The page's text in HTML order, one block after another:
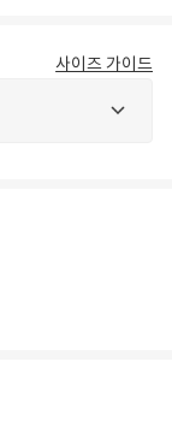
사이즈 가이드